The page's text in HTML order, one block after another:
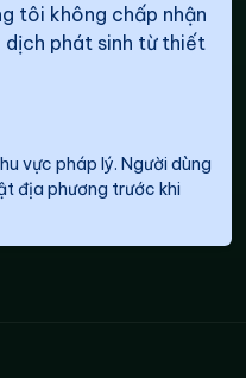
tôi không chấp nhận
dịch phát sinh từ thiết
vực pháp lý. Người dùng
địa phương trước khi